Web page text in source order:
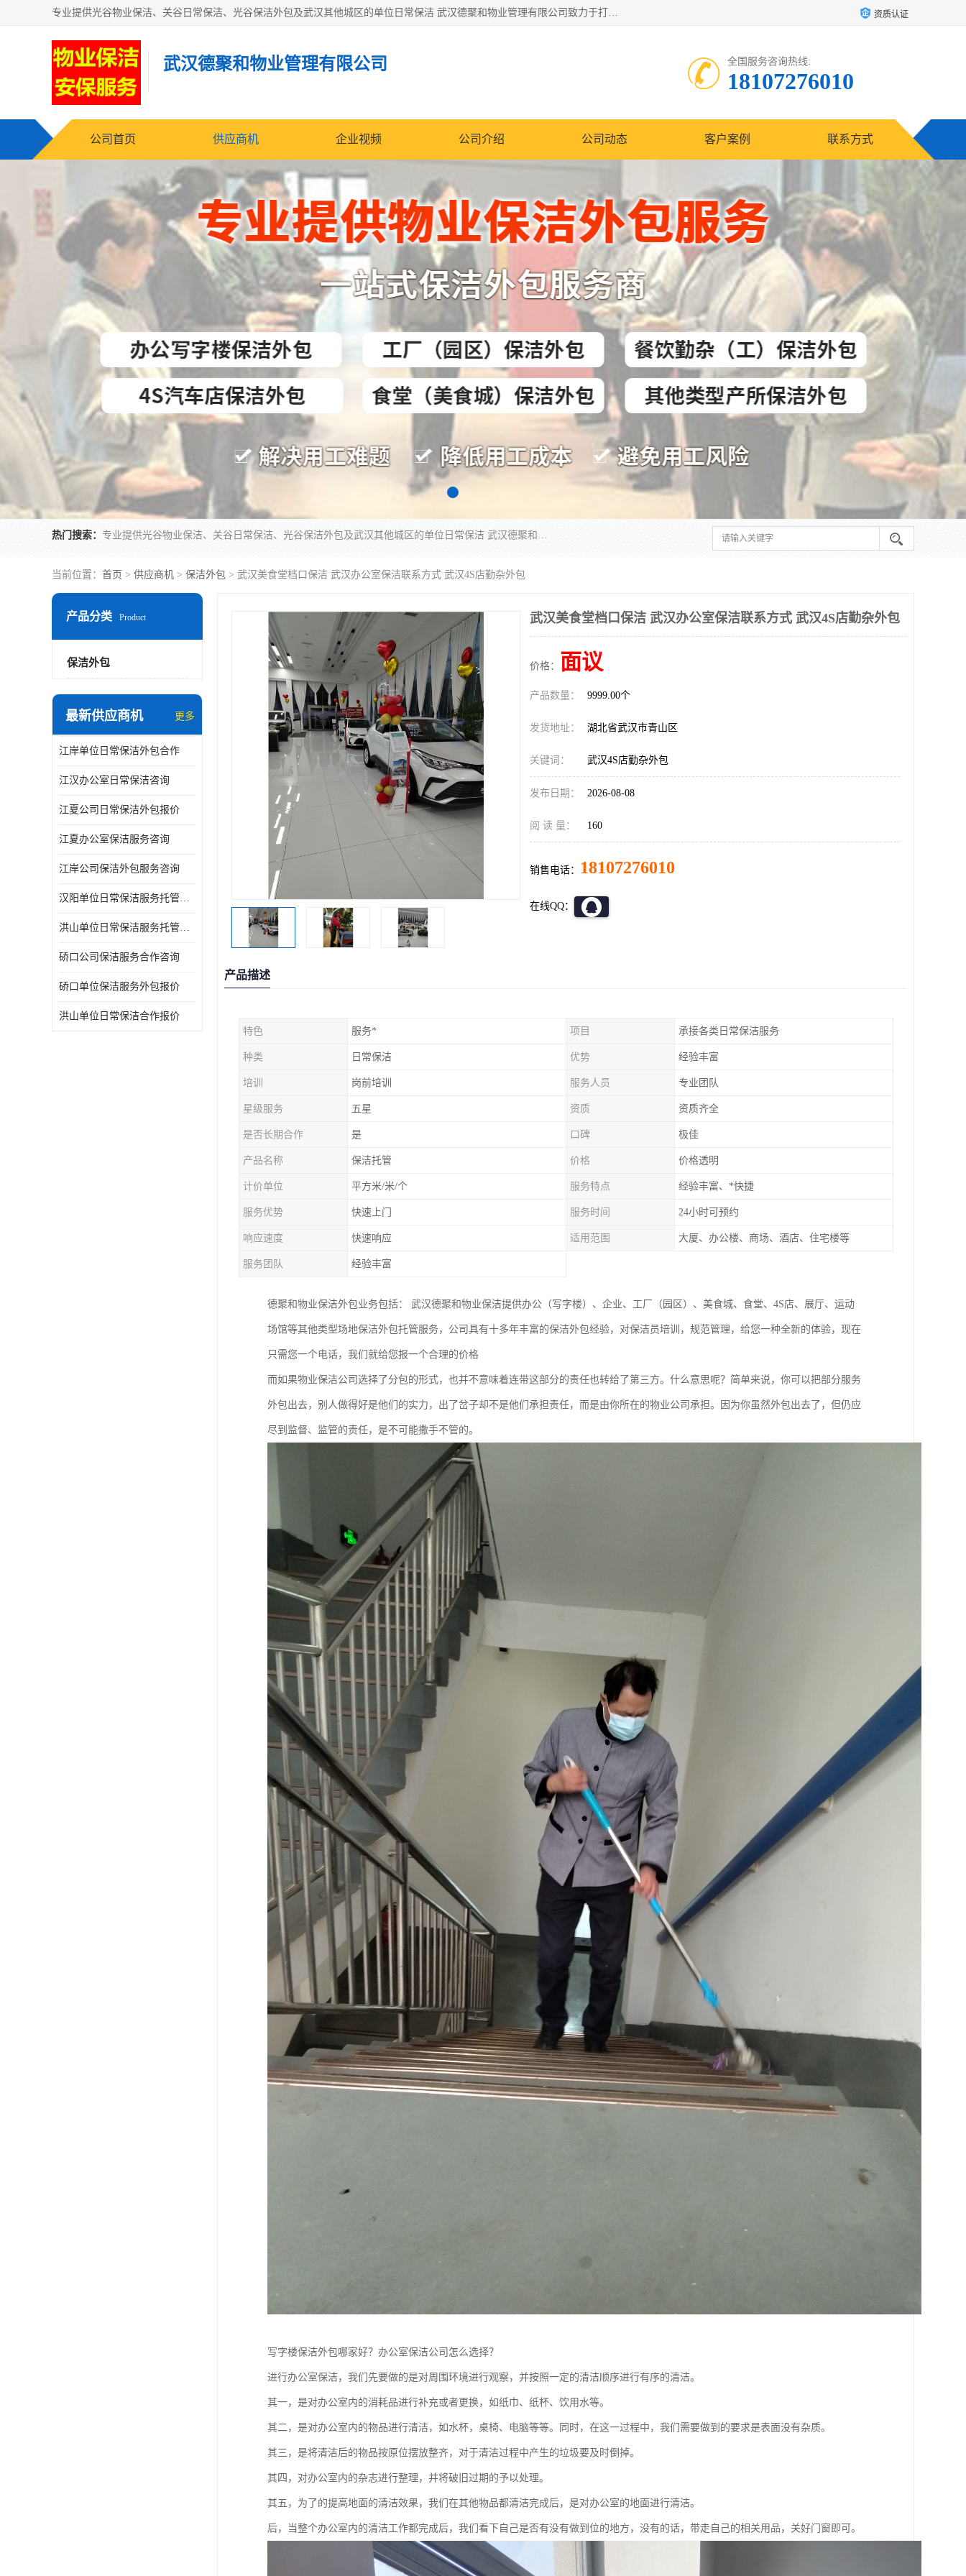
专业提供光谷物业保洁、关谷日常保洁、光谷保洁外包及武汉其他城区的单位日常保洁 武汉德聚和物业管理有限公司致力于打造中国专业物业保洁服务、日常保洁及其他保洁清洗外包服务。自公司成立以来提倡以先进的物业管理理念和模式经营，谋篇布局，以“至诚服务、精益求精、规范管理、锐意拓新”为质量方针，强化内部管理，为业主提供专业化、标准化和精细化的全方位物业服务，管理服务水平得到了广大业主和业内人士的一致好评。 资质认证
武汉德聚和物业管理有限公司 全国服务咨询热线:
18107276010
公司首页 供应商机 企业视频 公司介绍 公司动态 客户案例 联系方式
热门搜索： 专业提供光谷物业保洁、关谷日常保洁、光谷保洁外包及武汉其他城区的单位日常保洁 武汉德聚和物业管理有限公司致力于打造中国专业物业保洁服务、日常保洁及其他保洁清洗外包服务。自公司成立以来提倡以先进的物业管理理念和模式经营，谋篇布局，以“至诚服务、精益求精、规范管理、锐意拓新”为质量方针，强化内部管理，为业主提供专业化、标准化和精细化的全方位物业服务，管理服务水平得到了广大业主和业内人士的一致好评。
当前位置： 首页 > 供应商机 > 保洁外包 > 武汉美食堂档口保洁 武汉办公室保洁联系方式 武汉4S店勤杂外包
产品分类 Product
保洁外包
最新供应商机 更多
江岸单位日常保洁外包合作
江汉办公室日常保洁咨询
江夏公司日常保洁外包报价
江夏办公室保洁服务咨询
江岸公司保洁外包服务咨询
汉阳单位日常保洁服务托管咨询
洪山单位日常保洁服务托管咨询
硚口公司保洁服务合作咨询
硚口单位保洁服务外包报价
洪山单位日常保洁合作报价
武汉美食堂档口保洁 武汉办公室保洁联系方式 武汉4S店勤杂外包
价格： 面议
产品数量： 9999.00个
发货地址： 湖北省武汉市青山区
关键词： 武汉4S店勤杂外包
发布日期： 2026-08-08
阅 读 量： 160
销售电话： 18107276010
在线QQ：
产品描述
特色 服务* 项目 承接各类日常保洁服务
种类 日常保洁 优势 经验丰富
培训 岗前培训 服务人员 专业团队
星级服务 五星 资质 资质齐全
是否长期合作 是 口碑 极佳
产品名称 保洁托管 价格 价格透明
计价单位 平方米/米/个 服务特点 经验丰富、*快捷
服务优势 快速上门 服务时间 24小时可预约
响应速度 快速响应 适用范围 大厦、办公楼、商场、酒店、住宅楼等
服务团队 经验丰富
德聚和物业保洁外包业务包括： 武汉德聚和物业保洁提供办公（写字楼）、企业、工厂（园区）、美食城、食堂、4S店、展厅、运动
场馆等其他类型场地保洁外包托管服务，公司具有十多年丰富的保洁外包经验，对保洁员培训，规范管理，给您一种全新的体验，现在
只需您一个电话，我们就给您报一个合理的价格
而如果物业保洁公司选择了分包的形式，也并不意味着连带这部分的责任也转给了第三方。什么意思呢？简单来说，你可以把部分服务
外包出去，别人做得好是他们的实力，出了岔子却不是他们承担责任，而是由你所在的物业公司承担。因为你虽然外包出去了，但仍应
尽到监督、监管的责任，是不可能撒手不管的。
写字楼保洁外包哪家好？办公室保洁公司怎么选择？
进行办公室保洁，我们先要做的是对周围环境进行观察，并按照一定的清洁顺序进行有序的清洁。
其一，是对办公室内的消耗品进行补充或者更换，如纸巾、纸杯、饮用水等。
其二，是对办公室内的物品进行清洁，如水杯，桌椅、电脑等等。同时，在这一过程中，我们需要做到的要求是表面没有杂质。
其三，是将清洁后的物品按原位摆放整齐，对于清洁过程中产生的垃圾要及时倒掉。
其四，对办公室内的杂志进行整理，并将破旧过期的予以处理。
其五，为了的提高地面的清洁效果，我们在其他物品都清洁完成后，是对办公室的地面进行清洁。
后，当整个办公室内的清洁工作都完成后，我们看下自己是否有没有做到位的地方，没有的话，带走自己的相关用品，关好门窗即可。